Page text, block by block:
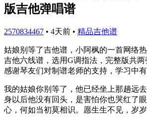
版吉他弹唱谱
2570834467 • 4天前 • 精品吉他谱
姑娘别等了吉他谱，小阿枫的一首网络
吉他六线谱，选用G调指法，完整版共两
感谢琴友们对制谱老师的支持，学习中
我的姑娘你别等了，他已经坐上那趟远
身以后他没有回头，是害怕你也哭红了
心，何如当初莫相识。愿生生不见，岁